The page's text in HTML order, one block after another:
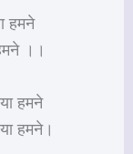
हमने
।।
हमने
हमने।